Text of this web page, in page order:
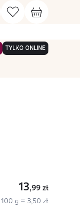
TYLKO ONLINE
13,99 zł
100 g = 3,50 zł